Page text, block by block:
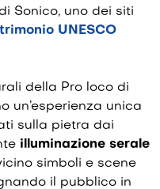
Sonico, uno dei siti
UNESCO
della Pro loco di
un’esperienza unica
sulla pietra dai
illuminazione serale
simboli e scene
il pubblico in